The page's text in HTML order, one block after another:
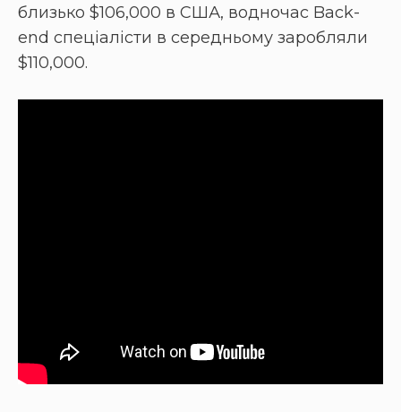
близько $106,000 в США, водночас Back-
end спеціалісти в середньому заробляли
$110,000.